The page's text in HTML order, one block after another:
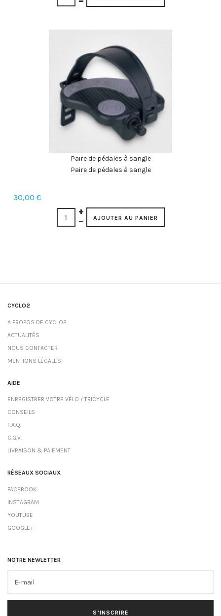
Paire de pédales à sangle
Paire de pédales à sangle
30,00 €
CYCLO2
A PROPOS DE CYCLO2
ACTUALITÉS
NOUS CONTACTER
MENTIONS LÉGALES
AIDE
ENREGISTRER VOTRE VÉLO / TRICYCLE
CONSEILS
F.A.Q.
C.G.V.
LIVRAISON & PAIEMENT
RÉSEAUX SOCIAUX
FACEBOOK
INSTAGRAM
YOUTUBE
GOOGLE+
NOTRE NEWLETTER